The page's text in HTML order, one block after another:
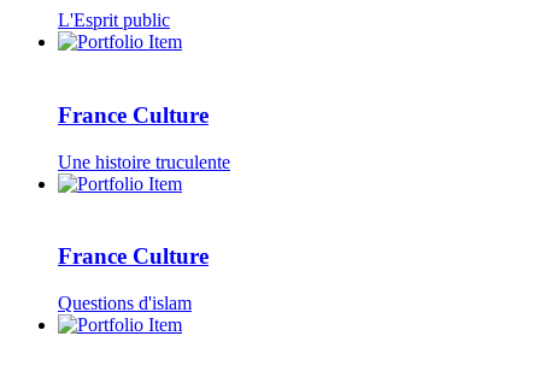
L'Esprit public
France Culture
Une histoire truculente
France Culture
Questions d'islam